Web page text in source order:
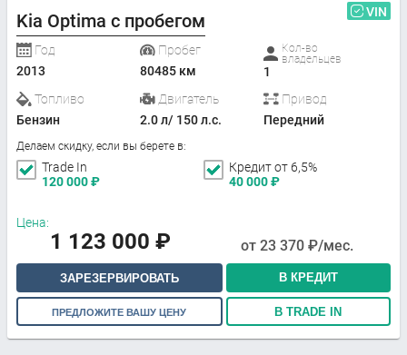
Kia Optima с пробегом VIN
Год
2013
Пробег
80485 км
Кол-во
владельцев
1
Топливо
Бензин
Двигатель
2.0 л/ 150 л.с.
Привод
Передний
Делаем скидку, если вы берете в:
Trade In
120 000₽
Кредит от 6,5%
40 000₽
Цена:
1 123 000 ₽ от 23 370 ₽/мес.
ЗАРЕЗЕРВИРОВАТЬ В КРЕДИТ
ПРЕДЛОЖИТЕ ВАШУ ЦЕНУ В TRADE IN